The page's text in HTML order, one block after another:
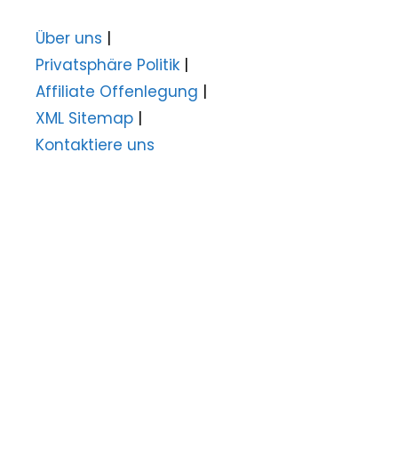
Über uns |
Privatsphäre Politik |
Affiliate Offenlegung |
XML Sitemap |
Kontaktiere uns